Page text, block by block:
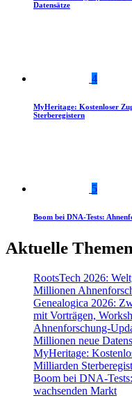
Datensätze
4
MyHeritage: Kostenloser
Sterberegistern
5
Boom bei DNA-Tests:
Aktuelle Themen
RootsTech 2026:
Millionen
Genealogica 2026:
mit Vorträgen,
Ahnenforschung-
Millionen neue
MyHeritage:
Milliarden
Boom bei DNA-
wachsenden Markt